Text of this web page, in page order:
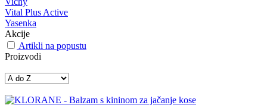
Vital Plus Active
Yasenka
Akcije
Artikli na popustu
Proizvodi